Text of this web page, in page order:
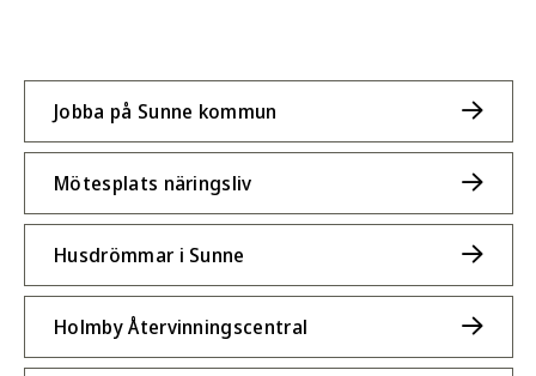
Jobba på Sunne kommun
Mötesplats näringsliv
Husdrömmar i Sunne
Holmby Återvinningscentral